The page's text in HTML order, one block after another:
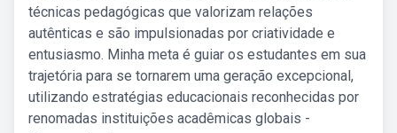
técnicas pedagógicas que valorizam relações
autênticas e são impulsionadas por criatividade e
entusiasmo. Minha meta é guiar os estudantes em sua
trajetória para se tornarem uma geração excepcional,
utilizando estratégias educacionais reconhecidas por
renomadas instituições acadêmicas globais -